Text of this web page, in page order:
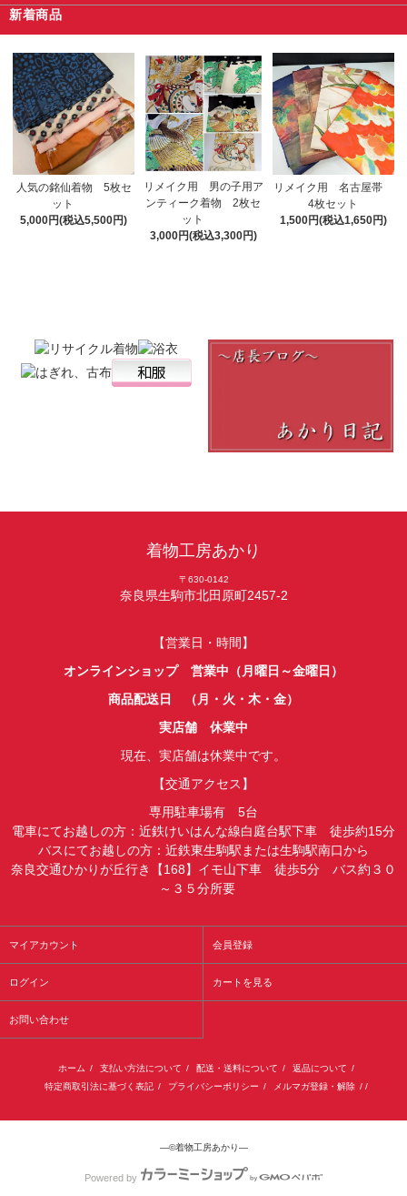
新着商品
人気の銘仙着物 5枚セ
ット
5,000円(税込5,500円)
リメイク用 男の子用ア
ンティーク着物 2枚セ
ット
3,000円(税込3,300円)
リメイク用 名古屋帯
4枚セット
1,500円(税込1,650円)
着物工房あかり
〒630-0142
奈良県生駒市北田原町2457-2
【営業日・時間】
オンラインショップ 営業中（月曜日～金曜日）
商品配送日 （月・火・木・金）
実店舗 休業中
現在、実店舗は休業中です。
【交通アクセス】
専用駐車場有 5台
電車にてお越しの方：近鉄けいはんな線白庭台駅下車 徒歩約15分
バスにてお越しの方：近鉄東生駒駅または生駒駅南口から
奈良交通ひかりが丘行き【168】イモ山下車 徒歩5分 バス約３０
～３５分所要
マイアカウント 会員登録
ログイン カートを見る
お問い合わせ
ホーム / 支払い方法について / 配送・送料について / 返品について /
特定商取引法に基づく表記 / プライバシーポリシー / メルマガ登録・解除 / /
―©着物工房あかり―
Powered by